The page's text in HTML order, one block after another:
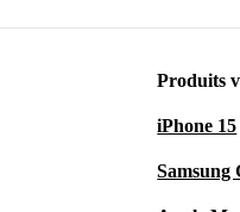
Produits
iPhone 15
Samsung